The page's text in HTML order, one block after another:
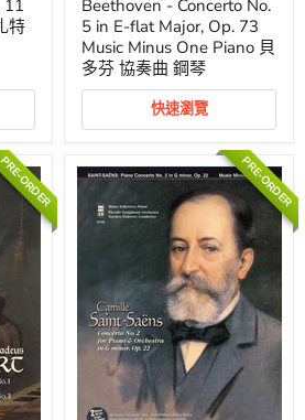
11
特
5
in
E-
flat
Major,
73
Minus
One
Piano
曲
鋼
琴
Beethoven - Concerto No.
5 in E-flat Major, Op. 73
Music Minus One Piano 貝
多芬 協奏曲 鋼琴
快速瀏覽
ORDER PRE-ORDER